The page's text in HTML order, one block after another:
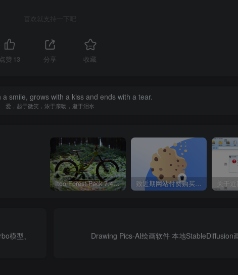
accepted
喜欢就支持一下吧
点赞 13 分享 收藏
a smile, grows with a kiss and ends with a tear.
爱，起于微笑，浓于亲吻，逝于泪水
Itoo Forest Pack 7.4.20 森林插件 For 3DSMAX 2014 ~ 2023 汉化永久版 致近期网站付费购买资源及会员用户后，网页显示依然没有购买解决方法！
模型、
Drawing Pics-AI绘画软件 本地StableDiffusion